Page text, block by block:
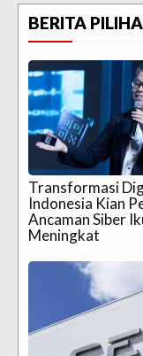
BERITA
Transformasi
Indonesia Kian
Ancaman Siber
Meningkat